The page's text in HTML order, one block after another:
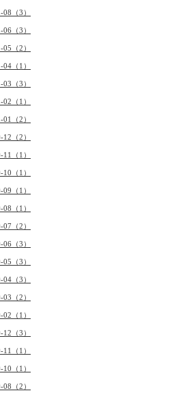
08（3）
06（3）
05（2）
04（1）
03（3）
02（1）
01（2）
12（2）
11（1）
10（1）
09（1）
08（1）
07（2）
06（3）
05（3）
04（3）
03（2）
02（1）
12（3）
11（1）
10（1）
08（2）